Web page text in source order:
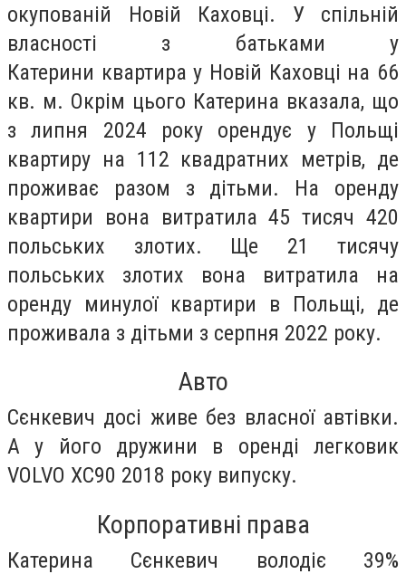
окупованій Новій Каховці. У спільній
власності з батьками у
Катерини квартира у Новій Каховці на 66
кв. м. Окрім цього Катерина вказала, що
з липня 2024 року орендує у Польщі
квартиру на 112 квадратних метрів, де
проживає разом з дітьми. На оренду
квартири вона витратила 45 тисяч 420
польських злотих. Ще 21 тисячу
польських злотих вона витратила на
оренду минулої квартири в Польщі, де
проживала з дітьми з серпня 2022 року.
Авто
Сєнкевич досі живе без власної автівки.
А у його дружини в оренді легковик
VOLVO XC90 2018 року випуску.
Корпоративні права
Катерина Сєнкевич володіє 39%